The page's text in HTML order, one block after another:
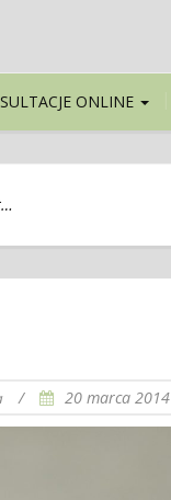
ONLINE
/ 20 marca 2014